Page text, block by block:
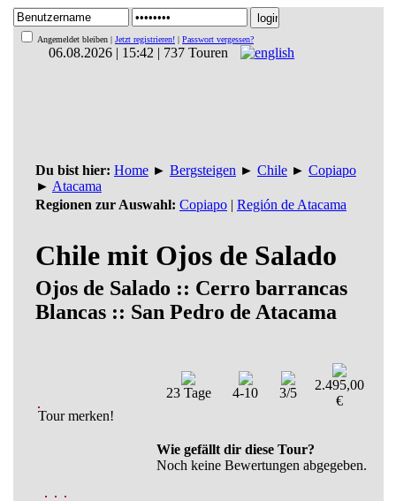
Angemeldet bleiben | Jetzt registrieren! | Passwort vergessen?
06.08.2026 | 15:42 | 737 Touren
Du bist hier: Home► Bergsteigen ► Chile► Copiapo
► Atacama
Regionen zur Auswahl: Copiapo| Región de Atacama
Chile mit Ojos de Salado
Ojos de Salado :: Cerro barrancas
Blancas :: San Pedro de Atacama
Tour merken!
23 Tage 4-10 3/5
2.495,00
€
Wie gefällt dir diese Tour?
Noch keine Bewertungen abgegeben.